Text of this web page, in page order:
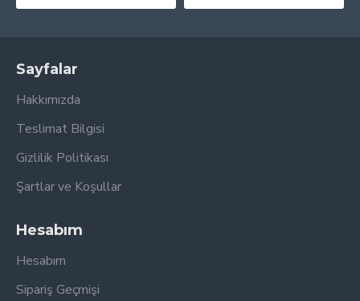
Sayfalar
Hakkımızda
Teslimat Bilgisi
Gizlilik Politikası
Şartlar ve Koşullar
Hesabım
Hesabım
Sipariş Geçmişi